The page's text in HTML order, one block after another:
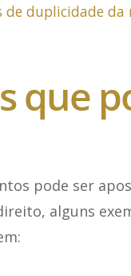
de duplicidade
que
pode ser
alguns